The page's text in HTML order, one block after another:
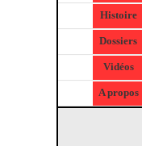
Histoire
Dossiers
Vidéos
A propos